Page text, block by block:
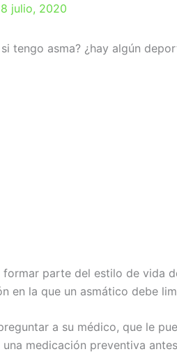
julio, 2020
tengo asma? ¿hay algún
parte del estilo de vida
en la que un asmático debe
a su médico, que le
medicación preventiva